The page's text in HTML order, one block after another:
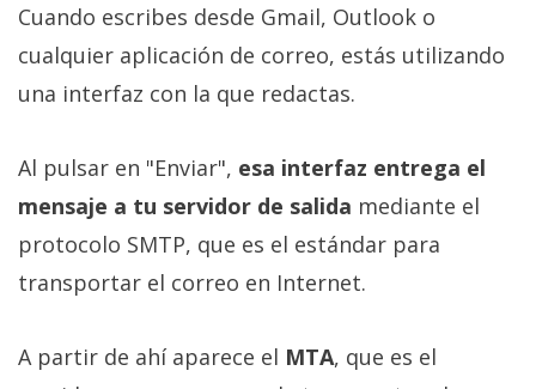
Cuando escribes desde Gmail, Outlook o
cualquier aplicación de correo, estás utilizando
una interfaz con la que redactas.
Al pulsar en "Enviar", esa interfaz entrega el
mensaje a tu servidor de salida mediante el
protocolo SMTP, que es el estándar para
transportar el correo en Internet.
A partir de ahí aparece el MTA, que es el